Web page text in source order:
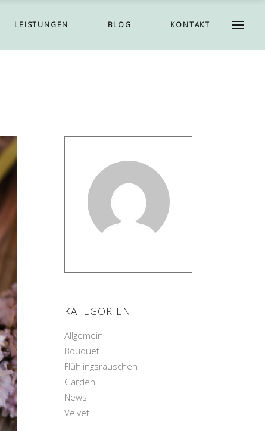
LEISTUNGEN BLOG KONTAKT
KATEGORIEN
Allgemein
Bouquet
Flühlingsrauschen
Garden
News
Velvet